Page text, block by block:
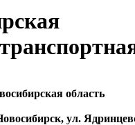
область
ул.